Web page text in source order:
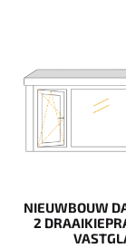
NIEUWBOUW
2